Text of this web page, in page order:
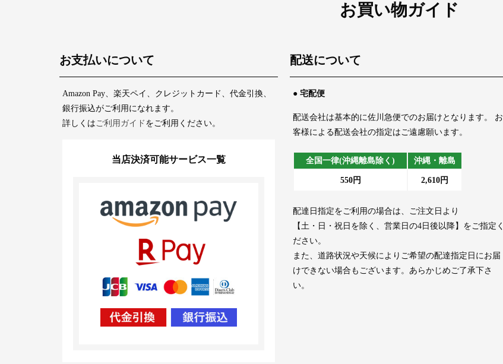
お買い物ガイド
お支払いについて
Amazon Pay、楽天ペイ、クレジットカード、代金引換、
銀行振込がご利用になれます。
詳しくはご利用ガイド をご利用ください。
当店決済可能サービス一覧
配送について
● 宅配便
配送会社は基本的に佐川急便でのお届けとなります。 お
客様による配送会社の指定はご遠慮願います。
全国一律(沖縄離島除く) 沖縄・離島
550円 2,610円
配達日指定をご利用の場合は、ご注文日より
【土・日・祝日を除く、営業日の4日後以降】をご指定く
ださい。
また、道路状況や天候によりご希望の配達指定日にお届
けできない場合もございます。あらかじめご了承下さ
い。